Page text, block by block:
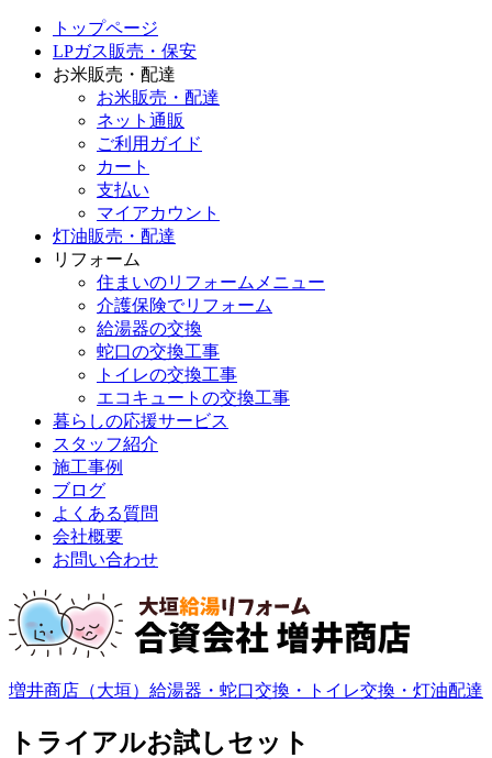
トップページ
LPガス販売・保安
お米販売・配達
お米販売・配達
ネット通販
ご利用ガイド
カート
支払い
マイアカウント
灯油販売・配達
リフォーム
住まいのリフォームメニュー
介護保険でリフォーム
給湯器の交換
蛇口の交換工事
トイレの交換工事
エコキュートの交換工事
暮らしの応援サービス
スタッフ紹介
施工事例
ブログ
よくある質問
会社概要
お問い合わせ
増井商店（大垣）給湯器・蛇口交換・トイレ交換・灯油配達
トライアルお試しセット